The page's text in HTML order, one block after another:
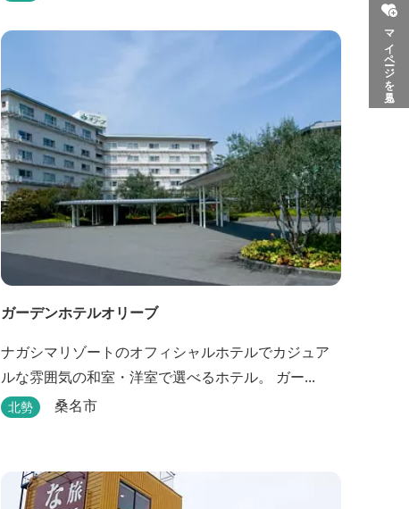
マイページを見る
ガーデンホテルオリーブ
ナガシマリゾートのオフィシャルホテルでカジュア
ルな雰囲気の和室・洋室で選べるホテル。 ガー...
北勢 桑名市